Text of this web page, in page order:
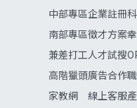
中部專區
南部專區
兼差打工
高階獵頭
家教網
企業註冊
徵才方案
人才試搜
廣告合作
線上客服